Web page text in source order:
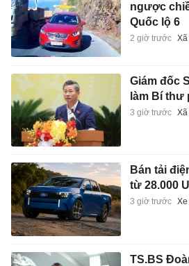
ngược
Quốc lộ 6
2 giờ trước Xã
Giám đốc
làm Bí
3 giờ trước Xã
Bán tải
từ 28.000
3 giờ trước Xe
TS.BS